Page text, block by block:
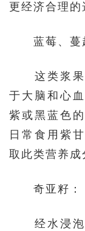
更经济合理的
蓝莓、蔓
这类浆果
于大脑和心
紫或黑蓝色
日常食用紫
取此类营养成
奇亚籽：
经水浸泡